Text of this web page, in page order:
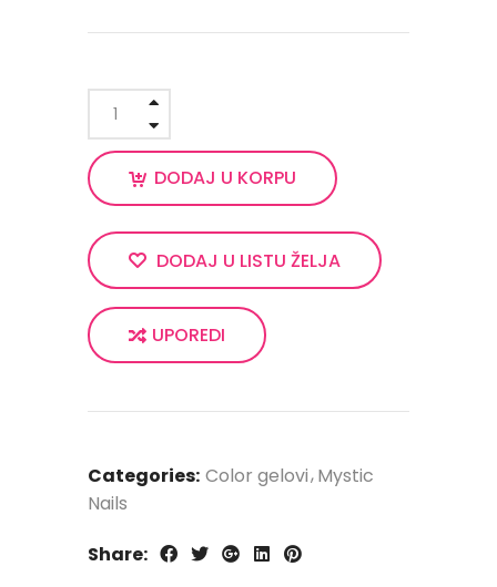
DODAJ U KORPU
DODAJ U LISTU ŽELJA
UPOREDI
Categories: Color gelovi Mystic
Nails
Share: